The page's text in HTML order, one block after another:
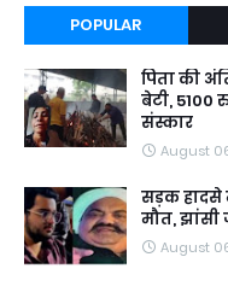
POPULAR
पिता की
बेटी, 5100
संस्कार
August
सड़क हादसे
मौत, झांसी
August